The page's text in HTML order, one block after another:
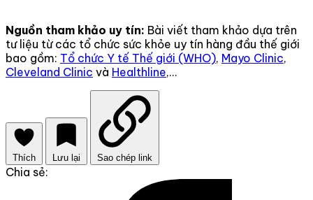
Nguồn tham khảo uy tín: Bài viết tham khảo dựa trên
tư liệu từ các tổ chức sức khỏe uy tín hàng đầu thế giới
bao gồm: Tổ chức Y tế Thế giới (WHO), Mayo Clinic,
Cleveland Clinic và Healthline,...
Thích Lưu lại Sao chép link
Chia sẻ: